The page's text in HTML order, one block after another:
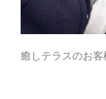
癒しテラスのお